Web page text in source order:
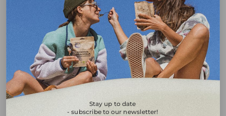
• la demande du plaignant
• la date de la réclamation
• le consentement au traitement des données si l'avis
est envoyé par courrier électronique.
Une fois que nous nous sommes mis d'accord sur
les détails, nous organisons l'enlèvement de l'envoi
à votre convenance. Votre réclamation sera traitée
dans les 14 jours suivant la réception de l'envoi.
Stay up to date
- subscribe to our newsletter!